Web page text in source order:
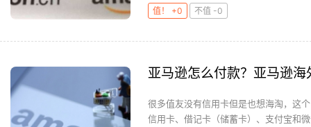
值！ +0
不值 -0
亚马逊怎么付款？亚马逊
很多值友没有信用卡但是也想海淘，这
信用卡、借记卡（储蓄卡）、支付宝和